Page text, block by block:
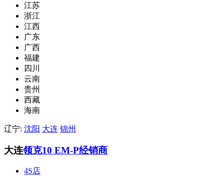
江苏
浙江
江西
广东
广西
福建
四川
云南
贵州
西藏
海南
辽宁: 沈阳 大连 锦州
大连领克10 EM-P经销商
4S店